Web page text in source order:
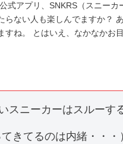
式アプリ、SNKRS（スニーカ
らない人も楽しんでますか？
すね。 とはいえ、なかなかお
スニーカーはスルーす
きてるのは内緒・・・